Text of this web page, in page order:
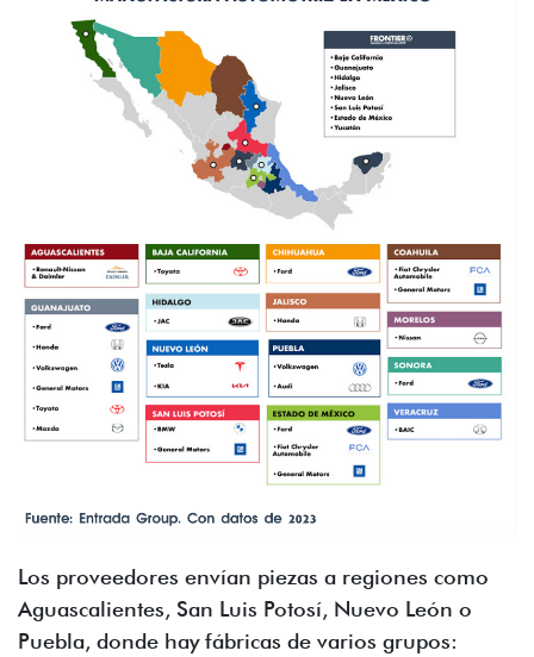
Los proveedores envían piezas a regiones como
Aguascalientes, San Luis Potosí, Nuevo León o
Puebla, donde hay fábricas de varios grupos: